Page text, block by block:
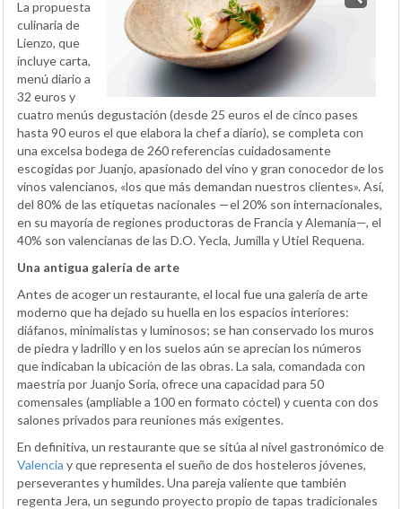
La propuesta
culinaria de
Lienzo, que
incluye carta,
menú diario a
32 euros y
cuatro menús degustación (desde 25 euros el de cinco pases
hasta 90 euros el que elabora la chef a diario), se completa con
una excelsa bodega de 260 referencias cuidadosamente
escogidas por Juanjo, apasionado del vino y gran conocedor de los
vinos valencianos, «los que más demandan nuestros clientes». Así,
del 80% de las etiquetas nacionales —el 20% son internacionales,
en su mayoría de regiones productoras de Francia y Alemania—, el
40% son valencianas de las D.O. Yecla, Jumilla y Utiel Requena.
Una antigua galería de arte
Antes de acoger un restaurante, el local fue una galería de arte
moderno que ha dejado su huella en los espacios interiores:
diáfanos, minimalistas y luminosos; se han conservado los muros
de piedra y ladrillo y en los suelos aún se aprecian los números
que indicaban la ubicación de las obras. La sala, comandada con
maestría por Juanjo Soria, ofrece una capacidad para 50
comensales (ampliable a 100 en formato cóctel) y cuenta con dos
salones privados para reuniones más exigentes.
En definitiva, un restaurante que se sitúa al nivel gastronómico de
Valencia y que representa el sueño de dos hosteleros jóvenes,
perseverantes y humildes. Una pareja valiente que también
regenta Jera, un segundo proyecto propio de tapas tradicionales